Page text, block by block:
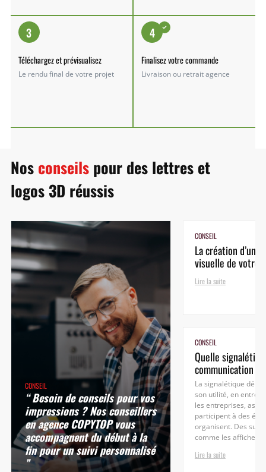
3
Téléchargez et prévisualisez
Le rendu final de votre projet
4
Finalisez votre commande
Livraison ou retrait agence
Nosconseilspour des lettres et
logos 3D réussis
CONSEIL
“ Besoin de conseils pour vos
impressions ? Nos conseillers
en agence COPYTOP vous
accompagnent du début à la
fin pour un suivi personnalisé
”
CONSEIL
La création d’un
visuelle de votre...
Lire la suite
CONSEIL
Quelle
communication
La signalétique
son utilité, en
les entreprises,
participent à des
organisent. Des
comme les affiches...
Lire la suite